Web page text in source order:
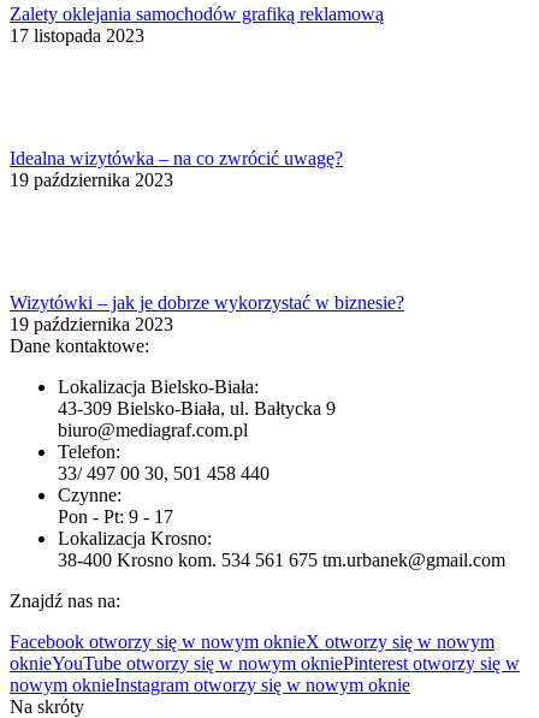
Zalety oklejania samochodów grafiką reklamową
17 listopada 2023
Idealna wizytówka – na co zwrócić uwagę?
19 października 2023
Wizytówki – jak je dobrze wykorzystać w biznesie?
19 października 2023
Dane kontaktowe:
Lokalizacja Bielsko-Biała:
43-309 Bielsko-Biała, ul. Bałtycka 9
biuro@mediagraf.com.pl
Telefon:
33/ 497 00 30, 501 458 440
Czynne:
Pon - Pt: 9 - 17
Lokalizacja Krosno:
38-400 Krosno kom. 534 561 675 tm.urbanek@gmail.com
Znajdź nas na:
Facebook otworzy się w nowym oknieX otworzy się w nowym
oknieYouTube otworzy się w nowym okniePinterest otworzy się w
nowym oknieInstagram otworzy się w nowym oknie
Na skróty